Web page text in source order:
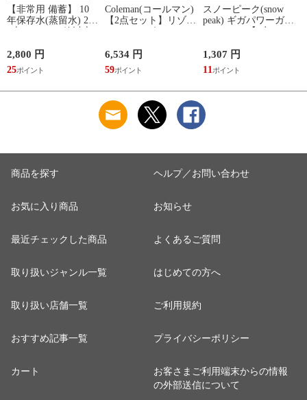
【非常用 備蓄】 10
年保存水(蒸留水) 2l
2L×6本 1箱
2,800 円
25
Coleman(コールマン)
【2点セット】リゾー
6,534 円
59
スノーピーク(snow
peak) ギガパワーガス
1,307 円
11
商品を探す
お気に入り商品
最近チェックした商品
取り扱いジャンル一覧
取り扱い店舗一覧
おすすめ記事一覧
カート
ヘルプ／お問い合わせ
お知らせ
よくあるご質問
はじめての方へ
ご利用規約
プライバシーポリシー
お客さまご利用端末からの情報
の外部送信について